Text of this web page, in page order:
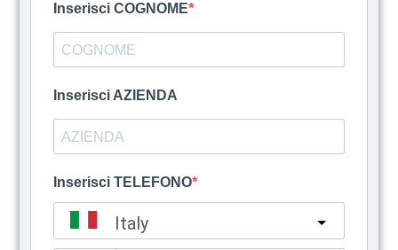
Inserisci COGNOME
Inserisci AZIENDA
Inserisci TELEFONO
Italy